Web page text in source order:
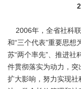
2006年，全省社科
和“三个代表”重要思想
苏“两个率先”、推进
件贯彻落实为动力，突
扩大影响，努力实现